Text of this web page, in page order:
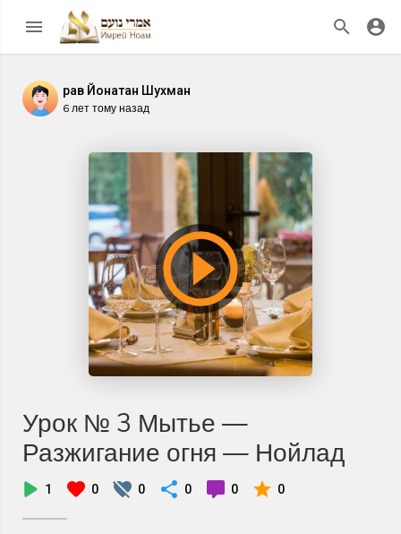
рав Йонатан Шухман
6 лет тому назад
Урок № 3 Мытье —
Разжигание огня — Нойлад
1 0 0 0 0 0